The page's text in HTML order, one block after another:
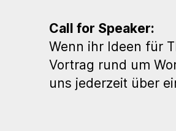
Call for Speaker:
Wenn ihr Ideen für
Vortrag rund um
uns jederzeit über